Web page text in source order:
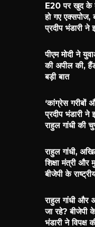
E20 पर खुद के
हो गए एक्सपोज,
प्रदीप भंडारी
पीएम मोदी ने
की अपील की,
बड़ी बात
‘कांग्रेस गरीबों
प्रदीप भंडारी ने
राहुल गांधी की
राहुल गांधी,
शिक्षा मंत्री और
बीजेपी के
राहुल गांधी और
जा रहे? बीजेपी के
भंडारी ने विपक्ष